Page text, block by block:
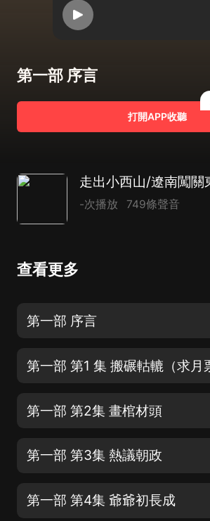
第一部 序言
打開APP收聽
-次播放 749條聲音
查看更多
第一部 序言
第一部 第2集 畫棺材頭
第一部 第3集 熱議朝政
第一部 第4集 爺爺初長成